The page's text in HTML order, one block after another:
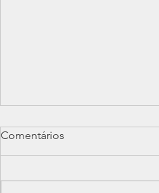
Comentários